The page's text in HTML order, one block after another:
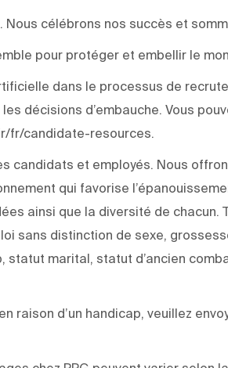
célébrons nos succès et
pour protéger et embellir le
dans le processus de
décisions d’embauche. Vous
fr/candidate-resources.
candidats et employés. Nous
qui favorise
ainsi que la diversité de chacun.
sans distinction de sexe,
statut marital, statut d’ancien
raison d’un handicap, veuillez